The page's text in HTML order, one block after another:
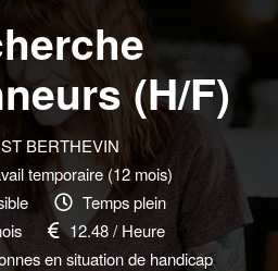
(H/F)
BERTHEVIN
temporaire (12 mois)
Temps plein
12.48 / Heure
en situation de handicap